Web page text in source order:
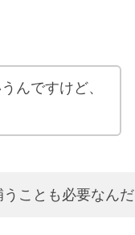
んですけど、
うことも必要なんだ